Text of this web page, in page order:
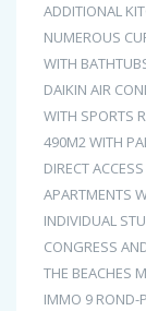
ADDITIONAL
NUMEROUS
WITH
DAIKIN AIR
WITH SPORTS
490M2 WITH
DIRECT
APARTMENTS
INDIVIDUAL
CONGRESS
THE BEACHES
IMMO 9 ROND-